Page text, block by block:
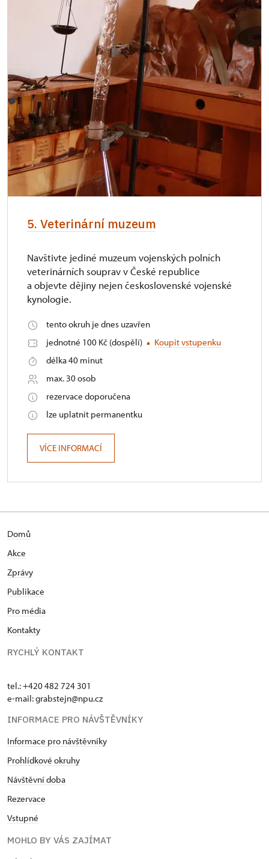
5. Veterinární muzeum
Navštivte jediné muzeum vojenských polních
veterinárních souprav v České republice
a objevte dějiny nejen československé vojenské
kynologie.
tento okruh je dnes uzavřen
jednotné 100 Kč (dospělí)
Koupit vstupenku
délka 40 minut
max. 30 osob
rezervace doporučena
lze uplatnit permanentku
VÍCE INFORMACÍ
Domů
Akce
Zprávy
Publikace
Pro média
Kontakty
RYCHLÝ KONTAKT
tel.: +420 482 724 301
e-mail: grabstejn@npu.cz
INFORMACE PRO NÁVŠTĚVNÍKY
Informace pro návštěvníky
Prohlídkové okruhy
Návštěvní doba
Rezervace
Vstupné
MOHLO BY VÁS ZAJÍMAT